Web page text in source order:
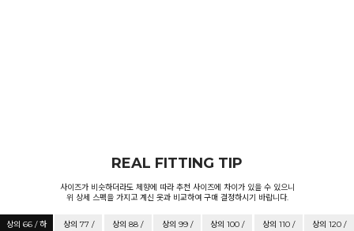
REAL FITTING TIP
사이즈가 비슷하더라도 체향에 따라 추천 사이즈에 차이가 있을 수 있으니
위 상세 스펙을 가지고 계신 옷과 비교하여 구매 결정하시기 바랍니다.
상의 66 / 하
상의 77 /
상의 88 /
상의 99 /
상의 100 /
상의 110 /
상의 120 /